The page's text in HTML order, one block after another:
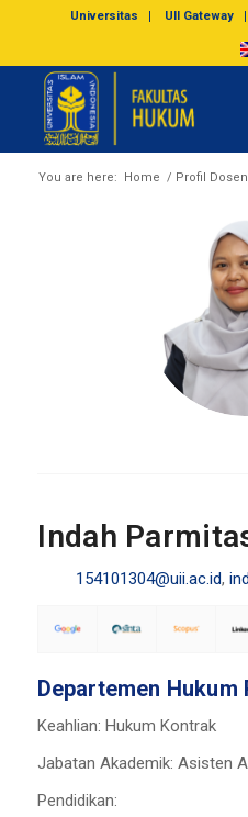
Universitas UII Gateway
You are here: Home / Profil
Indah
154101304@uii.ac.id,
Departemen Hukum
Keahlian: Hukum Kontrak
Jabatan Akademik: Asisten
Pendidikan: